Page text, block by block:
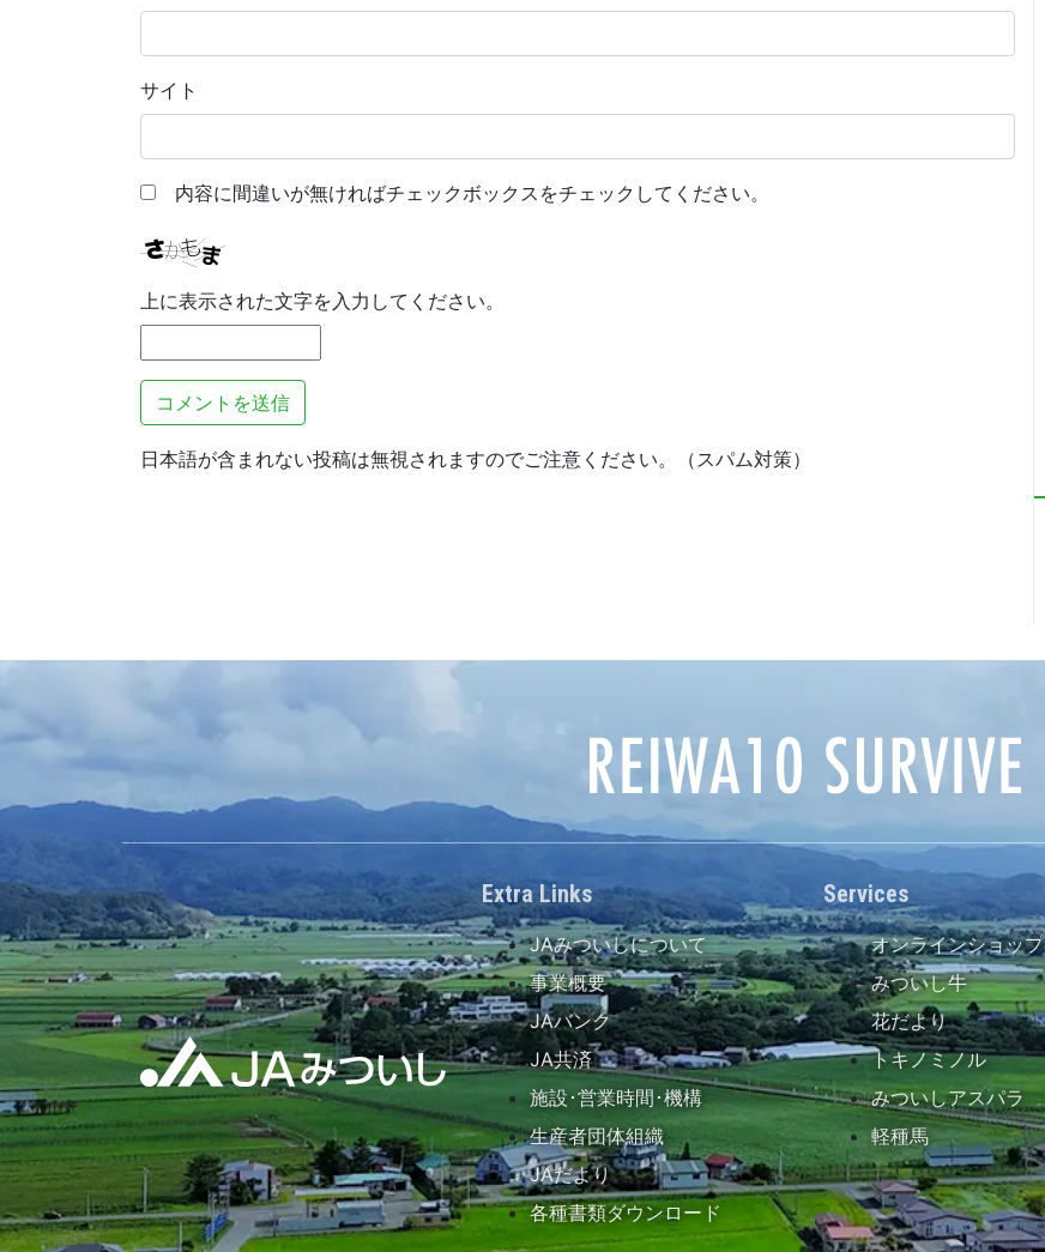
サイト
内容に間違いが無ければチェックボックスをチェックしてください。
上に表示された文字を入力してください。
日本語が含まれない投稿は無視されますのでご注意ください。（スパム対策）
Extra Links
JAみついしについて
事業概要
JAバンク
JA共済
施設･営業時間･機構
生産者団体組織
JAだより
各種書類ダウンロード
Services
オンラインショップ
みついし牛
花だより
トキノミノル
みついしアスパラ
軽種馬